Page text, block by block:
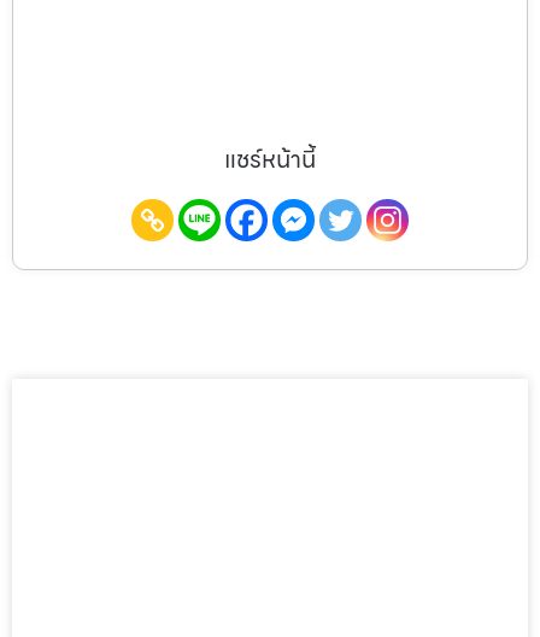
แชร์หน้านี้